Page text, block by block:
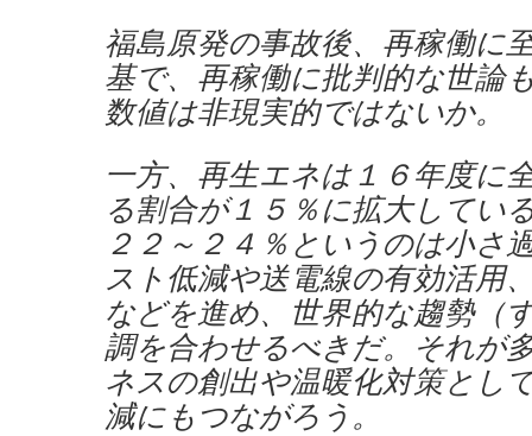
福島原発の事故後、再稼働に
基で、再稼働に批判的な世論
数値は非現実的ではないか。
一方、再生エネは１６年度に
る割合が１５％に拡大してい
２２～２４％というのは小さ
スト低減や送電線の有効活用
などを進め、世界的な趨勢（
調を合わせるべきだ。それが
ネスの創出や温暖化対策とし
減にもつながろう。